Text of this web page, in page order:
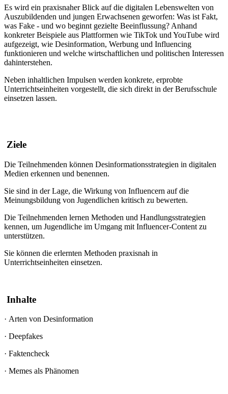
Es wird ein praxisnaher Blick auf die digitalen Lebenswelten von
Auszubildenden und jungen Erwachsenen geworfen: Was ist Fakt,
was Fake - und wo beginnt gezielte Beeinflussung? Anhand
konkreter Beispiele aus Plattformen wie TikTok und YouTube wird
aufgezeigt, wie Desinformation, Werbung und Influencing
funktionieren und welche wirtschaftlichen und politischen Interessen
dahinterstehen.
Neben inhaltlichen Impulsen werden konkrete, erprobte
Unterrichtseinheiten vorgestellt, die sich direkt in der Berufsschule
einsetzen lassen.
Ziele
Die Teilnehmenden können Desinformationsstrategien in digitalen
Medien erkennen und benennen.
Sie sind in der Lage, die Wirkung von Influencern auf die
Meinungsbildung von Jugendlichen kritisch zu bewerten.
Die Teilnehmenden lernen Methoden und Handlungsstrategien
kennen, um Jugendliche im Umgang mit Influencer-Content zu
unterstützen.
Sie können die erlernten Methoden praxisnah in
Unterrichtseinheiten einsetzen.
Inhalte
· Arten von Desinformation
· Deepfakes
· Faktencheck
· Memes als Phänomen